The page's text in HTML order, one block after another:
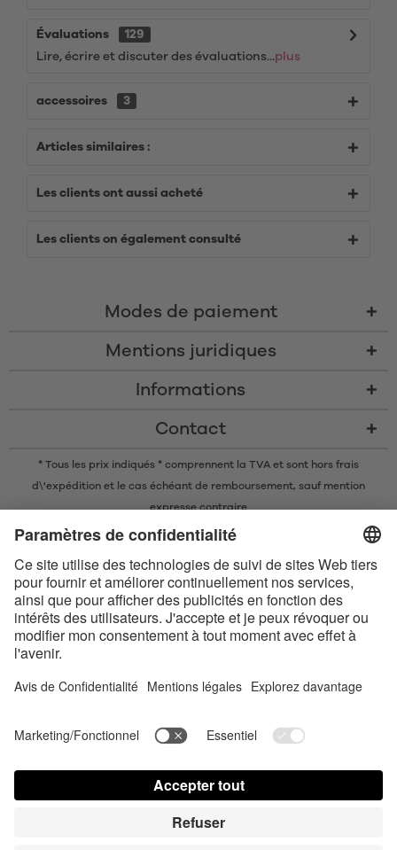
Évaluations
129
Lire, écrire et discuter des évaluations...plus
accessoires 3
Articles similaires :
Les clients ont aussi acheté
Les clients on également consulté
Modes de paiement
Mentions juridiques
Informations
Contact
* Tous les prix indiqués * comprennent la TVA et sont hors frais
d\'expédition et le cas échéant de remboursement, sauf mention
expresse contraire
* La marque nominative et les logos Bluetooth® sont des marques
utilisation de ces marques par Satisfyer GmbH est soumise à une licence.
Apple, le logo Apple et Apple Watch sont des marques commerciales
d’Apple Inc. Google Play et le logo Google Play sont des marques
commerciales de Google LLC.
Contact us today